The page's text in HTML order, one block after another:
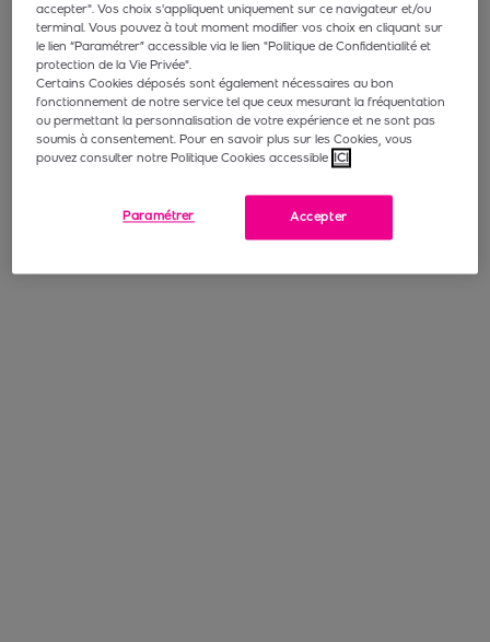
accepter". Vos choix s'appliquent uniquement sur ce navigateur et/ou
terminal. Vous pouvez à tout moment modifier vos choix en cliquant sur
le lien “Paramétrer” accessible via le lien "Politique de Confidentialité et
protection de la Vie Privée".
Certains Cookies déposés sont également nécessaires au bon
fonctionnement de notre service tel que ceux mesurant la fréquentation
ou permettant la personnalisation de votre expérience et ne sont pas
soumis à consentement. Pour en savoir plus sur les Cookies, vous
pouvez consulter notre Politique Cookies accessible ICI
Accepter
Paramétrer